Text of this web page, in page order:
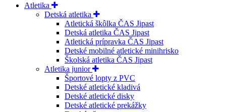
Atletika
Detská atletika
Atletická škôlka ČAS Jipast
Detská atletika ČAS Jipast
Atletická prípravka ČAS Jipast
Detské mobilné atletické minihrisko
Školská atletika ČAS Jipast
Atletika junior
Športové lopty z PVC
Detské atletické kladivá
Detské atletické disky
Detské atletické prekážky